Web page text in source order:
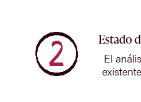
Estado
El